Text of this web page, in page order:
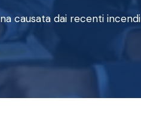
causata dai recenti incendi